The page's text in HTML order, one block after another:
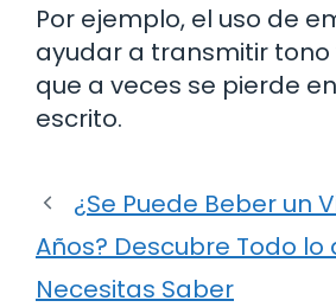
Por ejemplo, el uso de
ayudar a transmitir tono
que a veces se pierde
escrito.
¿Se Puede Beber un
Años? Descubre Todo lo
Necesitas Saber